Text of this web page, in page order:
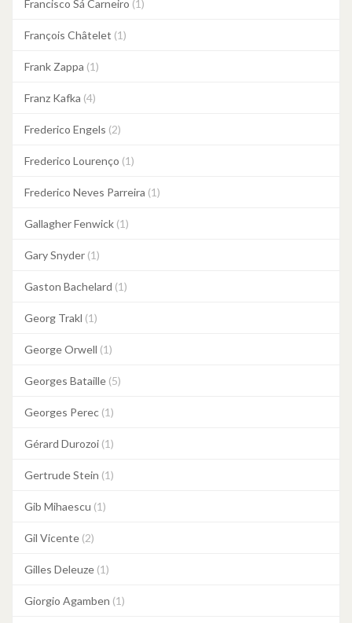
Francisco Sá Carneiro (1)
François Châtelet (1)
Frank Zappa (1)
Franz Kafka (4)
Frederico Engels (2)
Frederico Lourenço (1)
Frederico Neves Parreira (1)
Gallagher Fenwick (1)
Gary Snyder (1)
Gaston Bachelard (1)
Georg Trakl (1)
George Orwell (1)
Georges Bataille (5)
Georges Perec (1)
Gérard Durozoi (1)
Gertrude Stein (1)
Gib Mihaescu (1)
Gil Vicente (2)
Gilles Deleuze (1)
Giorgio Agamben (1)